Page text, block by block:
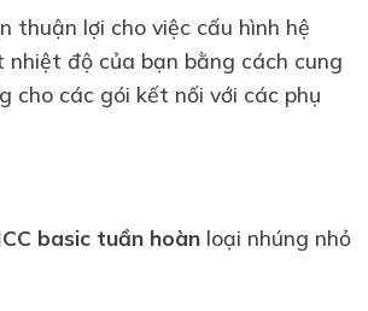
thuận lợi cho việc cấu hình hệ
nhiệt độ của bạn bằng cách cung
cho các gói kết nối với các phụ
basic tuần hoàn loại nhúng nhỏ